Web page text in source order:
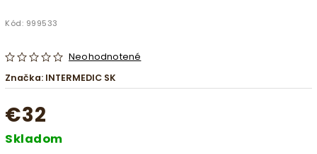
Kód: 999533
Neohodnotené
Značka: INTERMEDIC SK
€32
Skladom